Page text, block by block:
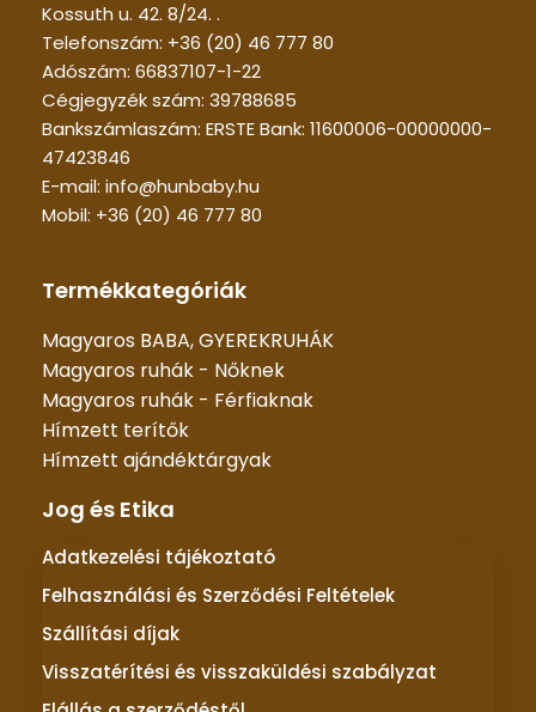
Kossuth u. 42. 8/24. .
Telefonszám: +36 (20) 46 777 80
Adószám: 66837107-1-22
Cégjegyzék szám: 39788685
Bankszámlaszám: ERSTE Bank: 11600006-00000000-
47423846
E-mail: info@hunbaby.hu
Mobil: +36 (20) 46 777 80
Termékkategóriák
Magyaros BABA, GYEREKRUHÁK
Magyaros ruhák - Nőknek
Magyaros ruhák - Férfiaknak
Hímzett terítők
Hímzett ajándéktárgyak
Jog és Etika
Adatkezelési tájékoztató
Felhasználási és Szerződési Feltételek
Szállítási díjak
Visszatérítési és visszaküldési szabályzat